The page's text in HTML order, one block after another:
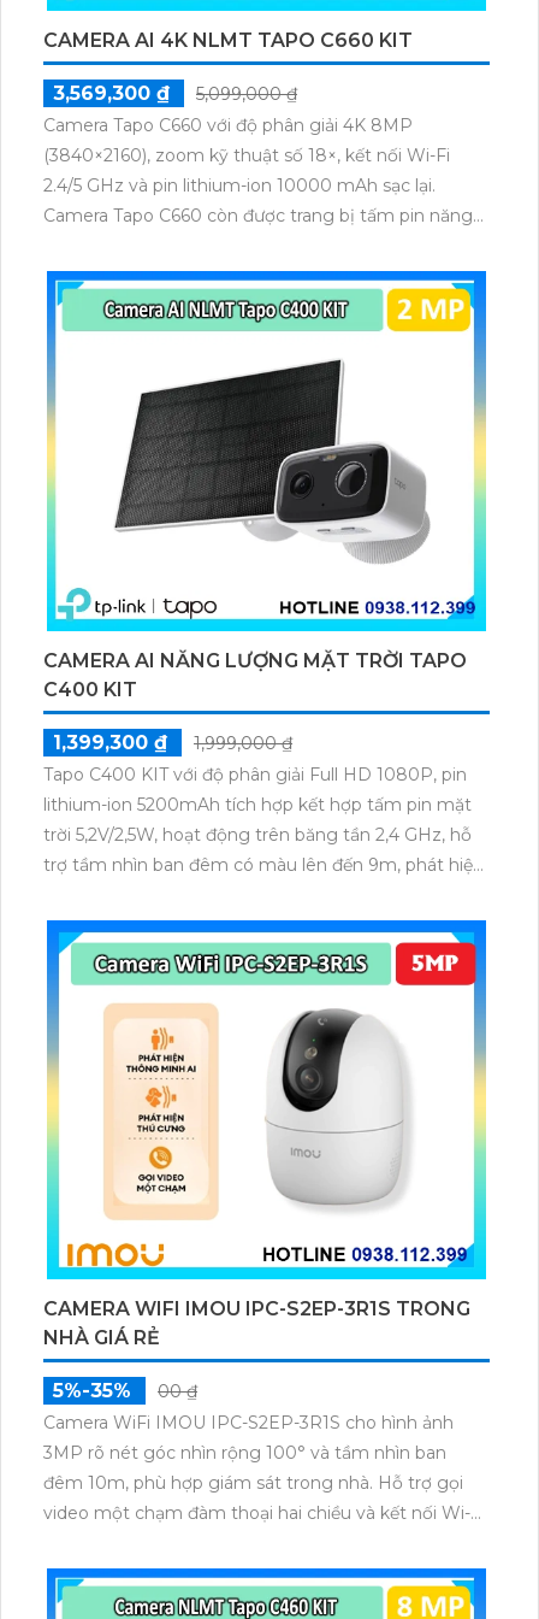
CAMERA AI 4K NLMT TAPO C660 KIT
3,569,300 ₫
5,099,000 ₫
Camera Tapo C660 với độ phân giải 4K 8MP
(3840×2160), zoom kỹ thuật số 18×, kết nối Wi-Fi
2.4/5 GHz và pin lithium-ion 10000 mAh sạc lại.
Camera Tapo C660 còn được trang bị tấm pin năng
thú cưng, phương tiện, lưu trữ thẻ microSD tối đa 512
GB.
CAMERA AI NĂNG LƯỢNG MẶT TRỜI TAPO
C400 KIT
1,399,300 ₫
1,999,000 ₫
Tapo C400 KIT với độ phân giải Full HD 1080P, pin
lithium-ion 5200mAh tích hợp kết hợp tấm pin mặt
trời 5,2V/2,5W, hoạt động trên băng tần 2,4 GHz, hỗ
trợ tầm nhìn ban đêm có màu lên đến 9m, phát hiện
dữ liệu qua thẻ microSD lên đến 512GB.
CAMERA WIFI IMOU IPC-S2EP-3R1S TRONG
NHÀ GIÁ RẺ
5%-35%
00 ₫
Camera WiFi IMOU IPC-S2EP-3R1S cho hình ảnh
3MP rõ nét góc nhìn rộng 100° và tầm nhìn ban
đêm 10m, phù hợp giám sát trong nhà. Hỗ trợ gọi
video một chạm đàm thoại hai chiều và kết nối Wi-Fi
microSD tối đa 256GB hoặc lưu đám mây dễ lắp đặt
cho gia đình và văn phòng nhỏ.